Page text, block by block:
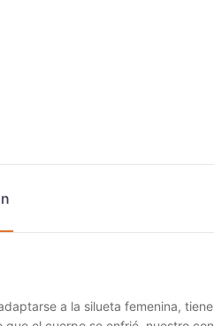
a la silueta femenina,